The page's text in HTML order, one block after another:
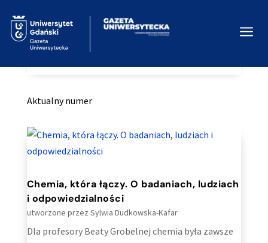
a
Aktualny numer
Chemia, która łączy. O badaniach, ludziach
i odpowiedzialności
utworzone przez Sylwia Dudkowska-Kafar
Dla profesory Beaty Grobelnej chemia była zawsze